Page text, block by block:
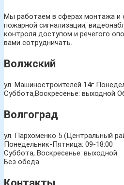
Мы работаем в сферах монтажа и
пожарной сигнализации,
контроля доступом и речегого
вами сотрудничать.
Волжский
ул. Машиностроителей 14г
Суббота,Воскресенье: выходной
Волгоград
ул. Пархоменко 5 (Центральный
Понедельник-Пятница: 09-18:00
Суббота, Воскресенье: выходной
Без обеда